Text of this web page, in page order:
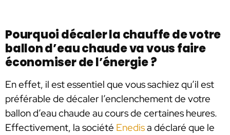
Pourquoi décaler la chauffe de votre
ballon d’eau chaude va vous faire
économiser de l’énergie ?
En effet, il est essentiel que vous sachiez qu’il est
préférable de décaler l’enclenchement de votre
ballon d’eau chaude au cours de certaines heures.
Effectivement, la société Enedisa déclaré que le